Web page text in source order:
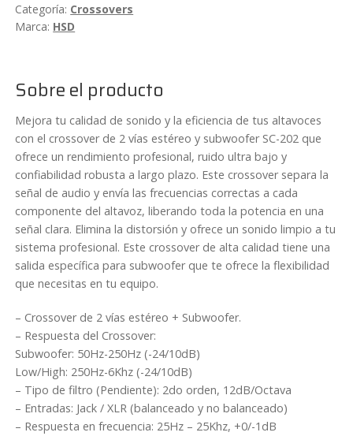
Categoría: Crossovers
Marca: HSD
Sobre el producto
Mejora tu calidad de sonido y la eficiencia de tus altavoces
con el crossover de 2 vías estéreo y subwoofer SC-202 que
ofrece un rendimiento profesional, ruido ultra bajo y
confiabilidad robusta a largo plazo. Este crossover separa la
señal de audio y envía las frecuencias correctas a cada
componente del altavoz, liberando toda la potencia en una
señal clara. Elimina la distorsión y ofrece un sonido limpio a tu
sistema profesional. Este crossover de alta calidad tiene una
salida específica para subwoofer que te ofrece la flexibilidad
que necesitas en tu equipo.
– Crossover de 2 vías estéreo + Subwoofer.
– Respuesta del Crossover:
Subwoofer: 50Hz-250Hz (-24/10dB)
Low/High: 250Hz-6Khz (-24/10dB)
– Tipo de filtro (Pendiente): 2do orden, 12dB/Octava
– Entradas: Jack / XLR (balanceado y no balanceado)
– Respuesta en frecuencia: 25Hz – 25Khz, +0/-1dB